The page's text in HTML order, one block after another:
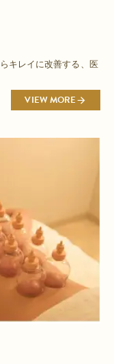
キレイに改善する、医
VIEW MORE